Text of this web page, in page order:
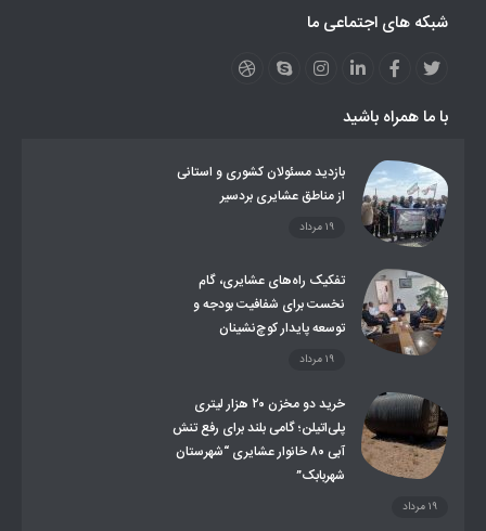
مزایدات و مناقصات
محتوای کانون توسعه
عملکردها
عشایر استان
طرح و برنامه
روند ساماندهی عشایر داوطلب اسکان
تشکیلات اداری
شبکه های اجتماعی ما
با ما همراه باشید
بازدید مسئولان کشوری و استانی
از مناطق عشایری بردسیر
۱۹ مرداد
تفکیک راه‌های عشایری، گام
نخست برای شفافیت بودجه و
توسعه پایدار کوچ‌نشینان
۱۹ مرداد
خرید دو مخزن ۲۰ هزار لیتری
پلی‌اتیلن؛ گامی بلند برای رفع تنش
آبی ۸۰ خانوار عشایری “شهرستان
شهربابک”
۱۹ مرداد